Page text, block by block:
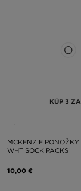
KÚP 3
MCKENZIE PONOŽKY
WHT SOCK PACKS
10,00 €